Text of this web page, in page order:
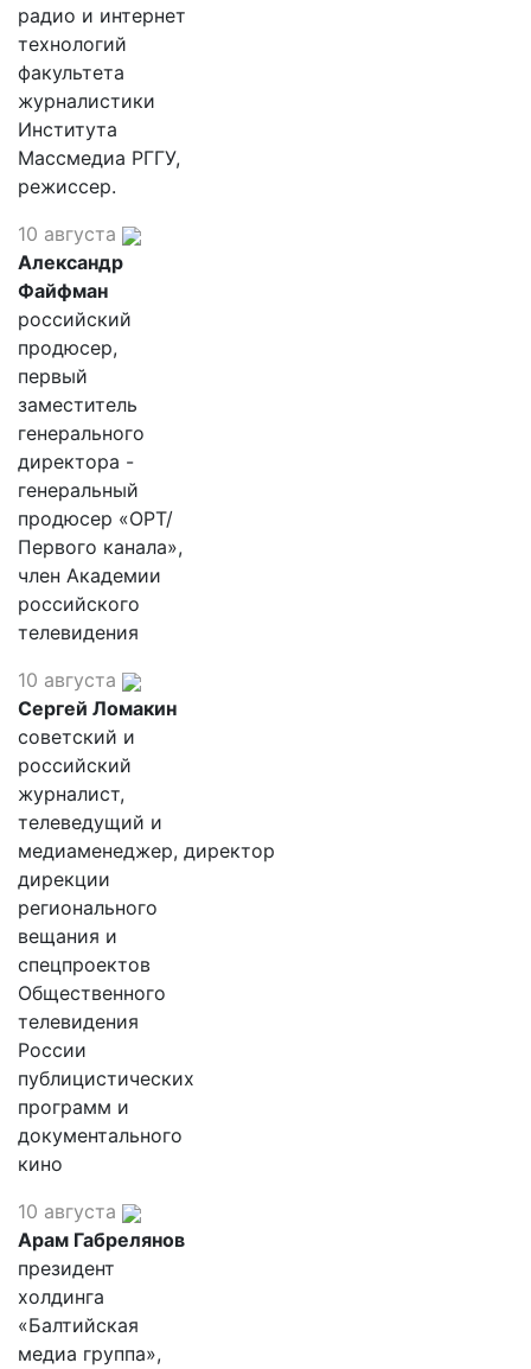
радио и интернет
технологий
факультета
журналистики
Института
Массмедиа РГГУ,
режиссер.
10 августа
Александр
Файфман
российский
продюсер,
первый
заместитель
генерального
директора -
генеральный
продюсер «ОРТ/
Первого канала»,
член Академии
российского
телевидения
10 августа
Сергей Ломакин
советский и
российский
журналист,
телеведущий и
медиаменеджер, директор
дирекции
регионального
вещания и
спецпроектов
Общественного
телевидения
России
публицистических
программ и
документального
кино
10 августа
Арам Габрелянов
президент
холдинга
«Балтийская
медиа группа»,